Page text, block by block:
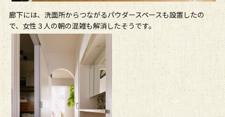
廊下には、洗面所からつながるパウダースペースも設置したの
で、女性３人の朝の混雑も解消したそうです。